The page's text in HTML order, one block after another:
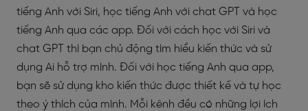
tiếng Anh với Siri, học tiếng Anh với chat GPT và học
tiếng Anh qua các app. Đối với cách học với Siri và
chat GPT thì bạn chủ động tìm hiểu kiến thức và sử
dụng Ai hỗ trợ mình. Đối với học tiếng Anh qua app,
bạn sẽ sử dụng kho kiến thức được thiết kế và tự học
theo ý thích của mình. Mỗi kênh đều có những lợi ích